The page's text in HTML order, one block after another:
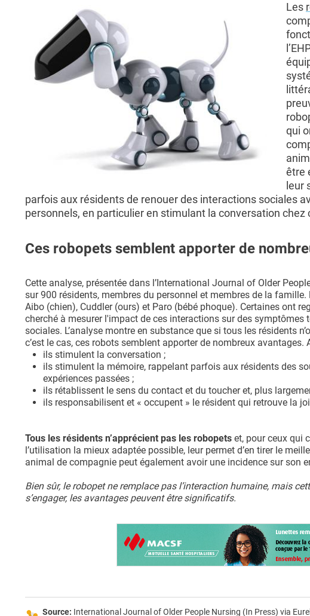
Les
qui
être
leur
parfois aux résidents de renouer des interactions sociales
personnels, en particulier en stimulant la conversation chez
Ces robopets semblent apporter de
Cette analyse, présentée dans l’International Journal of Older
sur 900 résidents, membres du personnel et membres de la
Aibo (chien), Cuddler (ours) et Paro (bébé phoque). Certaines ont
cherché à mesurer l'impact de ces interactions sur des symptômes
sociales. L’analyse montre en substance que si tous les résidents
c’est le cas, ces robots semblent apporter de nombreux
ils stimulent la conversation ;
ils stimulent la mémoire, rappelant parfois aux résidents des
expériences passées ;
ils rétablissent le sens du contact et du toucher et, plus
ils responsabilisent et « occupent » le résident qui retrouve la
Tous les résidents n’apprécient pas les robopets et, pour ceux qui
l’utilisation la mieux adaptée possible, leur permet d’en tirer le
animal de compagnie peut également avoir une incidence sur son
Bien sûr, le robopet ne remplace pas l’interaction humaine, mais
s’engager, les avantages peuvent être significatifs.
Source: International Journal of Older People Nursing (In Press) via